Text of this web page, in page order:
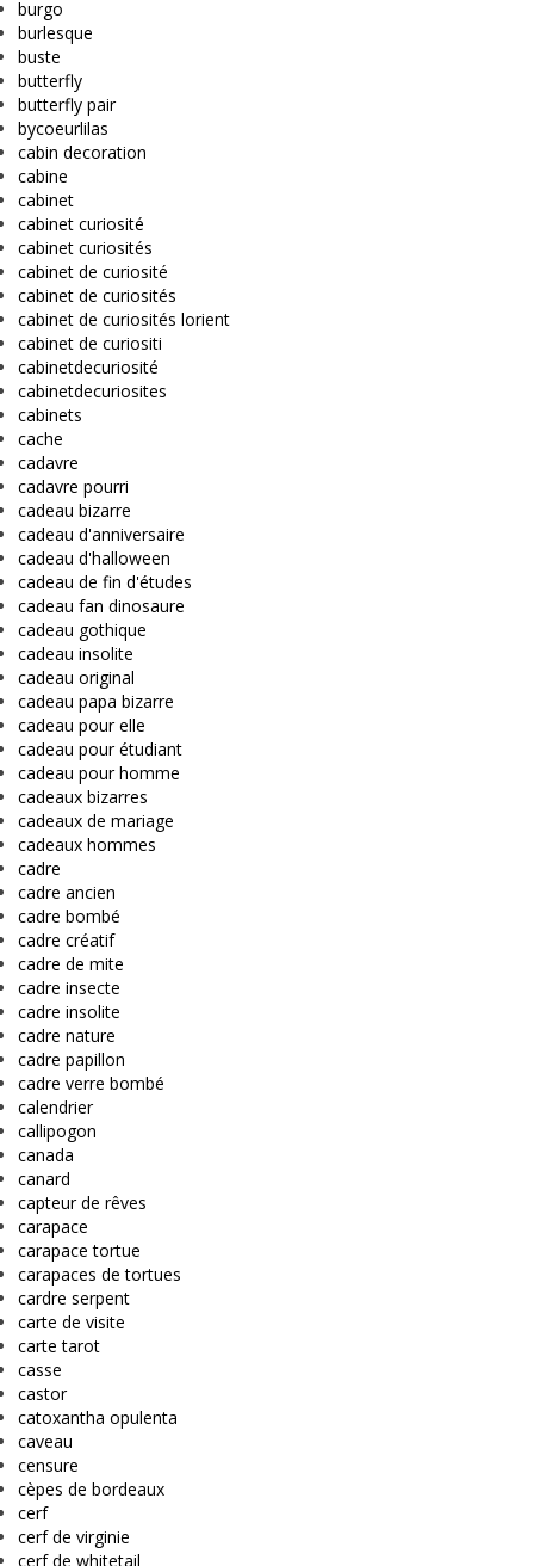
burgo
burlesque
buste
butterfly
butterfly pair
bycoeurlilas
cabin decoration
cabine
cabinet
cabinet curiosité
cabinet curiosités
cabinet de curiosité
cabinet de curiosités
cabinet de curiosités lorient
cabinet de curiositi
cabinetdecuriosité
cabinetdecuriosites
cabinets
cache
cadavre
cadavre pourri
cadeau bizarre
cadeau d'anniversaire
cadeau d'halloween
cadeau de fin d'études
cadeau fan dinosaure
cadeau gothique
cadeau insolite
cadeau original
cadeau papa bizarre
cadeau pour elle
cadeau pour étudiant
cadeau pour homme
cadeaux bizarres
cadeaux de mariage
cadeaux hommes
cadre
cadre ancien
cadre bombé
cadre créatif
cadre de mite
cadre insecte
cadre insolite
cadre nature
cadre papillon
cadre verre bombé
calendrier
callipogon
canada
canard
capteur de rêves
carapace
carapace tortue
carapaces de tortues
cardre serpent
carte de visite
carte tarot
casse
castor
catoxantha opulenta
caveau
censure
cèpes de bordeaux
cerf
cerf de virginie
cerf de whitetail